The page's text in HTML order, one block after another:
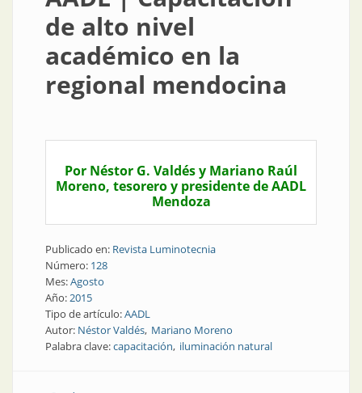
de alto nivel
académico en la
regional mendocina
Por Néstor G. Valdés y Mariano Raúl
Moreno, tesorero y presidente de AADL
Mendoza
Publicado en: Revista Luminotecnia
Número: 128
Mes:Agosto
Año:2015
Tipo de artículo:AADL
Autor: Néstor Valdés Mariano Moreno
Palabra clave:capacitación iluminación natural